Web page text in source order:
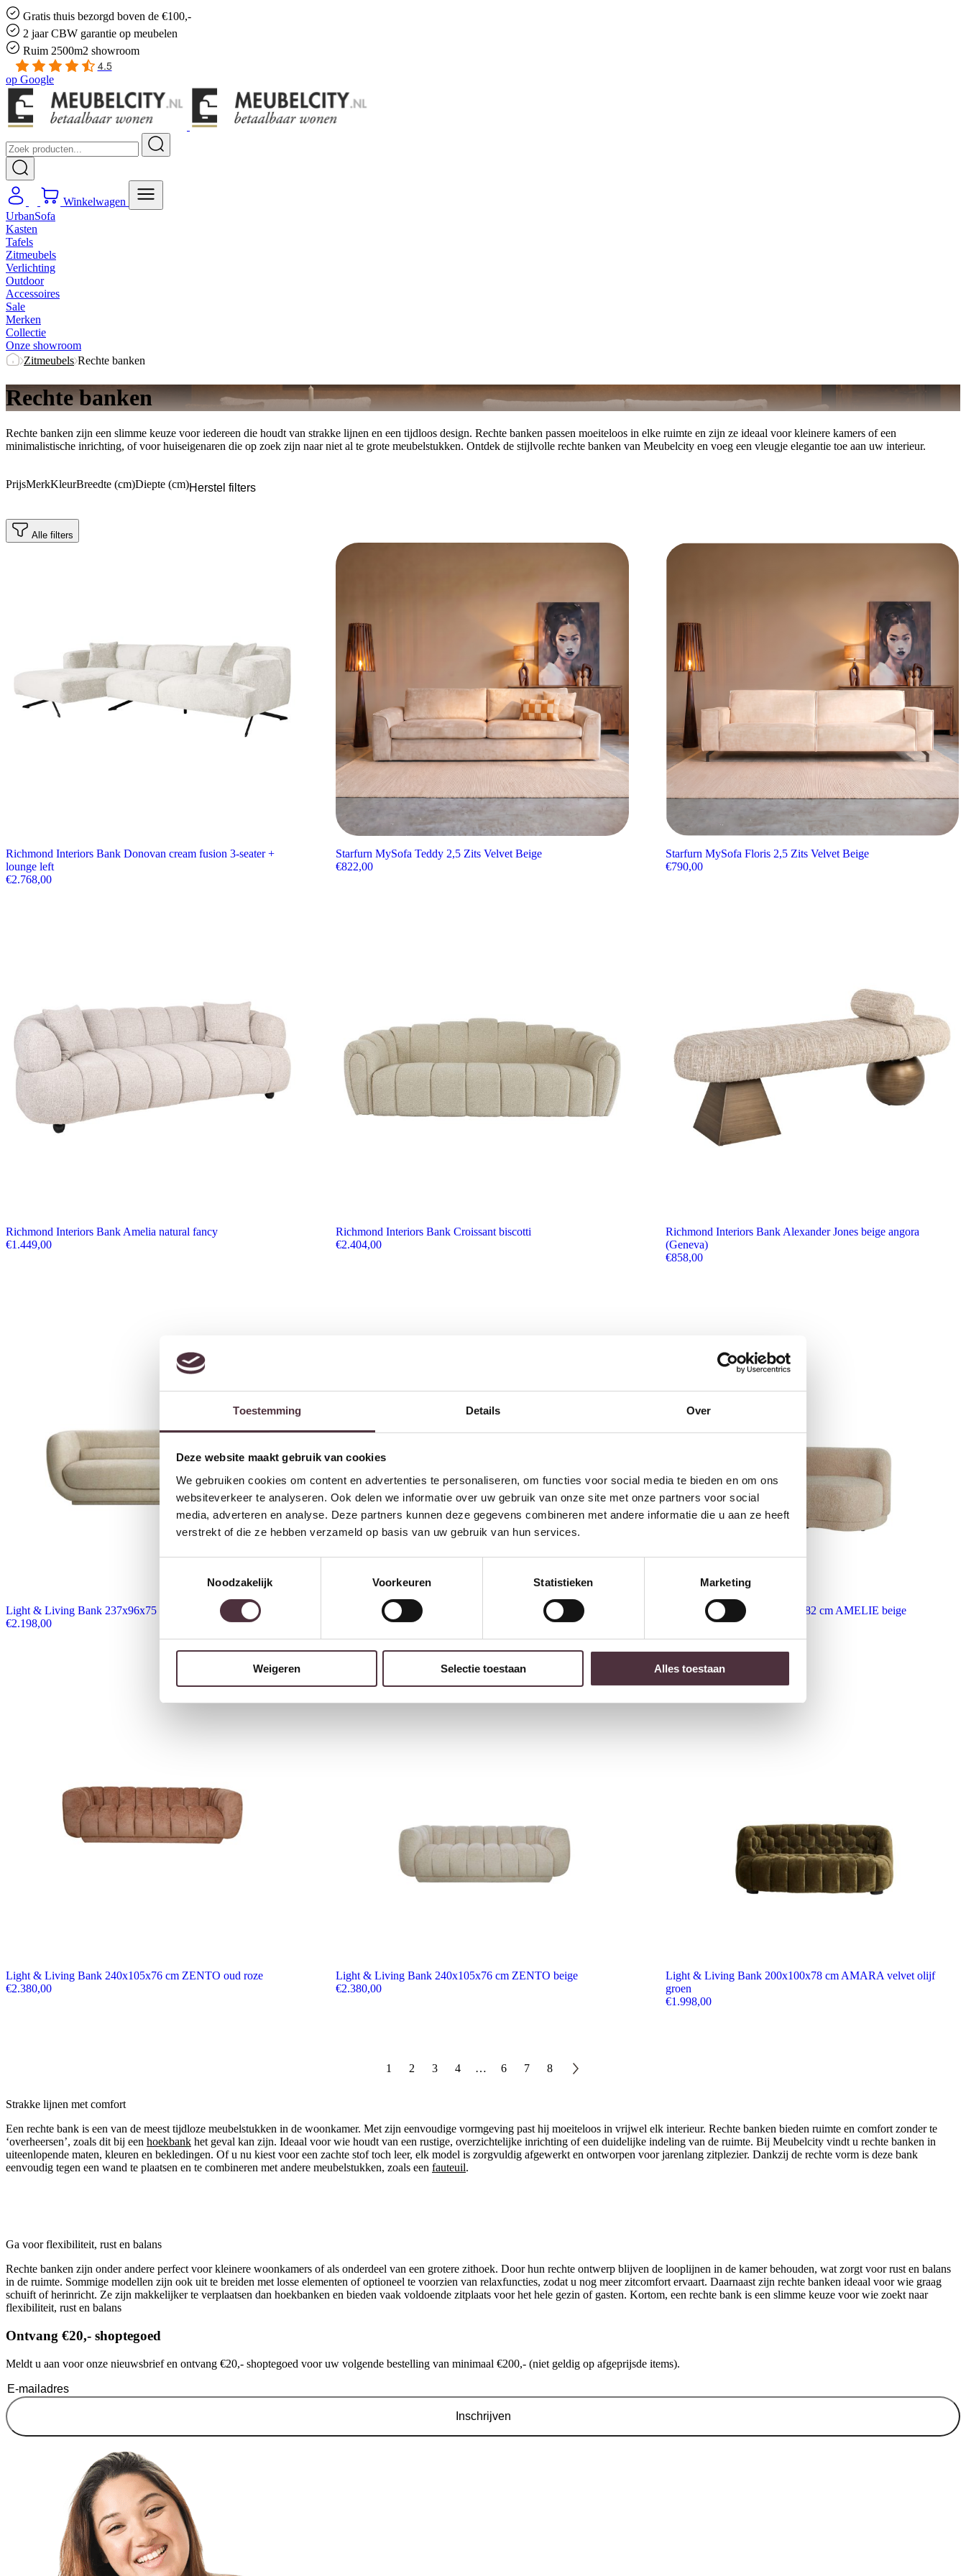
Toestemming Details Over
Deze website maakt gebruik van cookies
We gebruiken cookies om content en advertenties te personaliseren, om functies voor social media te bieden en om ons
websiteverkeer te analyseren. Ook delen we informatie over uw gebruik van onze site met onze partners voor social
media, adverteren en analyse. Deze partners kunnen deze gegevens combineren met andere informatie die u aan ze heeft
verstrekt of die ze hebben verzameld op basis van uw gebruik van hun services.
Noodzakelijk
Voorkeuren Statistieken Marketing
Weigeren Selectie toestaan Alles toestaan
Gratis thuis bezorgd boven de €100,-
2 jaar CBW garantie op meubelen
Ruim 2500m2 showroom
4.5
op Google
Winkelwagen
UrbanSofa
Kasten
Tafels
Zitmeubels
Verlichting
Outdoor
Accessoires
Sale
Merken
Collectie
Onze showroom
Zitmeubels Rechte banken
Rechte banken
Rechte banken zijn een slimme keuze voor iedereen die houdt van strakke lijnen en een tijdloos design. Rechte banken passen moeiteloos in elke ruimte en zijn ze ideaal voor kleinere kamers of een
minimalistische inrichting, of voor huiseigenaren die op zoek zijn naar niet al te grote meubelstukken. Ontdek de stijlvolle rechte banken van Meubelcity en voeg een vleugje elegantie toe aan uw interieur.
PrijsMerkKleurBreedte (cm)Diepte (cm)Herstel filters
Alle filters
Richmond Interiors Bank Donovan cream fusion 3-seater +
lounge left
€2.768,00
Starfurn MySofa Teddy 2,5 Zits Velvet Beige
€822,00
Starfurn MySofa Floris 2,5 Zits Velvet Beige
€790,00
Richmond Interiors Bank Amelia natural fancy
€1.449,00
Richmond Interiors Bank Croissant biscotti
€2.404,00
Richmond Interiors Bank Alexander Jones beige angora
(Geneva)
€858,00
Light & Living Bank 237x96x75 cm KIALY crème
€2.198,00
Light & Living Bank 237x96x75 cm KIALY beige
Light & Living Bank 175x85x82 cm AMELIE beige
1.058,00
Light & Living Bank 240x105x76 cm ZENTO oud roze
€2.380,00
Light & Living Bank 240x105x76 cm ZENTO beige
€2.380,00
Light & Living Bank 200x100x78 cm AMARA velvet olijf
groen
€1.998,00
1 2 3 4 … 6 7 8
Strakke lijnen met comfort
Een rechte bank is een van de meest tijdloze meubelstukken in de woonkamer. Met zijn eenvoudige vormgeving past hij moeiteloos in vrijwel elk interieur. Rechte banken bieden ruimte en comfort zonder te
‘overheersen’, zoals dit bij een hoekbank het geval kan zijn. Ideaal voor wie houdt van een rustige, overzichtelijke inrichting of een duidelijke indeling van de ruimte. Bij Meubelcity vindt u rechte banken in
uiteenlopende maten, kleuren en bekledingen. Of u nu kiest voor een zachte stof toch leer, elk model is zorgvuldig afgewerkt en ontworpen voor jarenlang zitplezier. Dankzij de rechte vorm is deze bank
eenvoudig tegen een wand te plaatsen en te combineren met andere meubelstukken, zoals een fauteuil.
Ga voor flexibiliteit, rust en balans
Rechte banken zijn onder andere perfect voor kleinere woonkamers of als onderdeel van een grotere zithoek. Door hun rechte ontwerp blijven de looplijnen in de kamer behouden, wat zorgt voor rust en balans
in de ruimte. Sommige modellen zijn ook uit te breiden met losse elementen of optioneel te voorzien van relaxfuncties, zodat u nog meer zitcomfort ervaart. Daarnaast zijn rechte banken ideaal voor wie graag
schuift of herinricht. Ze zijn makkelijker te verplaatsen dan hoekbanken en bieden vaak voldoende zitplaats voor het hele gezin of gasten. Kortom, een rechte bank is een slimme keuze voor wie zoekt naar
flexibiliteit, rust en balans
Ontvang €20,- shoptegoed
Meldt u aan voor onze nieuwsbrief en ontvang €20,- shoptegoed voor uw volgende bestelling van minimaal €200,- (niet geldig op afgeprijsde items).
Inschrijven